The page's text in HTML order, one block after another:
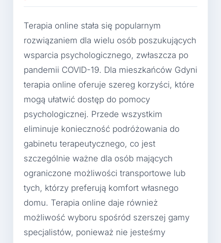
Terapia online stała się popularnym
rozwiązaniem dla wielu osób poszukujących
wsparcia psychologicznego, zwłaszcza po
pandemii COVID-19. Dla mieszkańców Gdyni
terapia online oferuje szereg korzyści, które
mogą ułatwić dostęp do pomocy
psychologicznej. Przede wszystkim
eliminuje konieczność podróżowania do
gabinetu terapeutycznego, co jest
szczególnie ważne dla osób mających
ograniczone możliwości transportowe lub
tych, którzy preferują komfort własnego
domu. Terapia online daje również
możliwość wyboru spośród szerszej gamy
specjalistów, ponieważ nie jesteśmy